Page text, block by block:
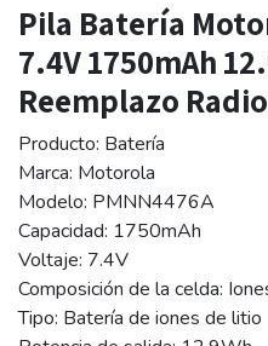
Pila Batería
7.4V 1750mAh
Reemplazo
Producto: Batería
Marca: Motorola
Modelo: PMNN4476A
Capacidad: 1750mAh
Voltaje: 7.4V
Composición de la celda:
Tipo: Batería de iones de litio